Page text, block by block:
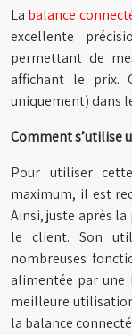
La balance
excellente
permettant de
affichant le prix.
uniquement) dans
Comment
Pour utiliser
maximum, il est
Ainsi, juste après
le client. Son
nombreuses
alimentée par une
meilleure
la balance